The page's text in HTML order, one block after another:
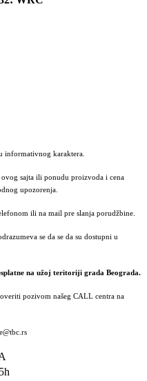
informativnog karaktera.
ovog sajta ili ponudu proizvoda i cena
upozorenja.
ili na mail pre slanja porudžbine.
se da se da su dostupni u
na užoj teritoriji grada Beograda.
pozivom našeg CALL centra na